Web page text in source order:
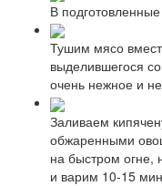
В
Тушим мясо
выделившегося
очень нежное и
Заливаем
обжаренными
на быстром огне,
и варим 10-15